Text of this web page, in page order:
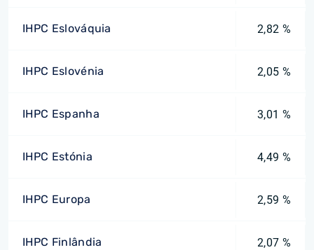
IHPC Eslováquia 2,82 %
IHPC Eslovénia 2,05 %
IHPC Espanha 3,01 %
IHPC Estónia 4,49 %
IHPC Europa 2,59 %
IHPC Finlândia 2,07 %